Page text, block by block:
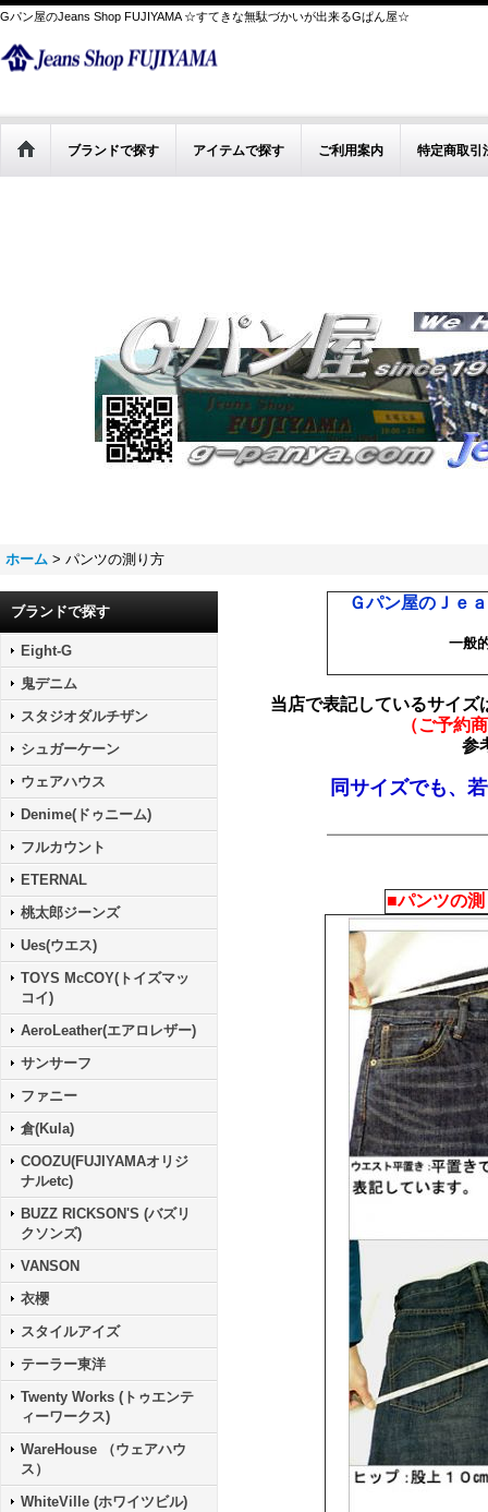
Gパン屋のJeans Shop FUJIYAMA ☆すてきな無駄づかいが出来るGぱん屋☆
ブランドで探す アイテムで探す ご利用案内 特定商取引
ホーム > パンツの測り方
ブランドで探す
Eight-G
鬼デニム
スタジオダルチザン
シュガーケーン
ウェアハウス
Denime(ドゥニーム)
フルカウント
ETERNAL
桃太郎ジーンズ
Ues(ウエス)
TOYS McCOY(トイズマッ
コイ)
AeroLeather(エアロレザー)
サンサーフ
ファニー
倉(Kula)
COOZU(FUJIYAMAオリジ
ナルetc)
BUZZ RICKSON'S (バズリ
クソンズ)
VANSON
衣櫻
スタイルアイズ
テーラー東洋
Twenty Works (トゥエンテ
ィーワークス)
WareHouse （ウェアハウ
ス）
WhiteVille (ホワイツビル)
Ｇパン屋のＪｅ
一般
当店で表記しているサイズ
（ご予約
参
同サイズでも、
■パンツの